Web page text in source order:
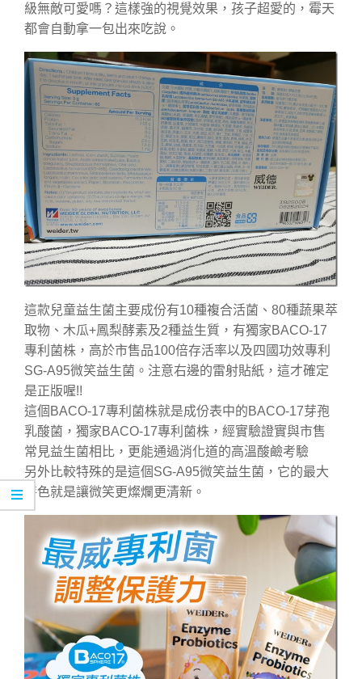
級無敵可愛嗎？這樣強的視覺效果，孩子超愛的，霉天
都會自動拿一包出來吃說。
這款兒童益生菌主要成份有10種複合活菌、80種蔬果萃
取物、木瓜+鳳梨酵素及2種益生質，有獨家BACO-17
專利菌株，高於市售品100倍存活率以及四國功效專利
SG-A95微笑益生菌。注意右邊的雷射貼紙，這才確定
是正版喔!!
這個BACO-17專利菌株就是成份表中的BACO-17芽孢
乳酸菌，獨家BACO-17專利菌株，經實驗證實與市售
常見益生菌相比，更能通過消化道的高溫酸鹼考驗
另外比較特殊的是這個SG-A95微笑益生菌，它的最大
特色就是讓微笑更燦爛更清新。